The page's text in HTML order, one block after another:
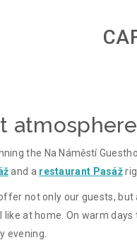
the Na Náměstí
and a restaurant Pasáž
not only our guests,
at home. On warm
evening.